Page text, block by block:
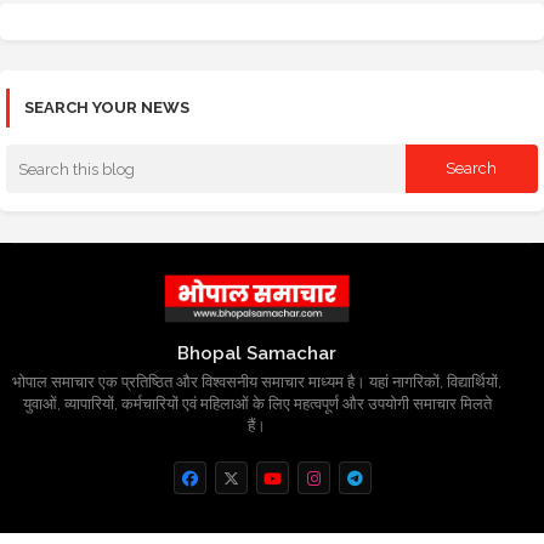
SEARCH YOUR NEWS
Bhopal Samachar
भोपाल समाचार एक प्रतिष्ठित और विश्वसनीय समाचार माध्यम है। यहां नागरिकों, विद्यार्थियों,
युवाओं, व्यापारियों, कर्मचारियों एवं महिलाओं के लिए महत्वपूर्ण और उपयोगी समाचार मिलते
हैं।